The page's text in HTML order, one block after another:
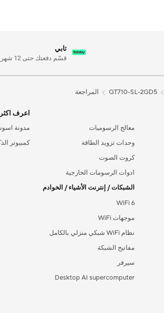
تابي
قسّم دفعتك حتى 12 شهر
GT710-SL-2GD5 المراجعة
معالج الرسوميات
وحدات تزويد الطاقة
كروت الصوت
ادوات الرسومات الخارجية
الشبكات / إنترنت الأشياء / الخوادم
WiFi 6
موجهات WiFi
نظام WiFi شبكي منزلي بالكامل
مفاتيح الشبكة
سيرفر
Desktop AI supercomputer
اعرف اكثر
مدونة
كمبيوتر